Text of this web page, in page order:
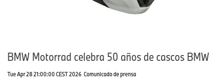
BMW Motorrad celebra 50 años de cascos BMW
Tue Apr 28 21:00:00 CEST 2026 Comunicado de prensa